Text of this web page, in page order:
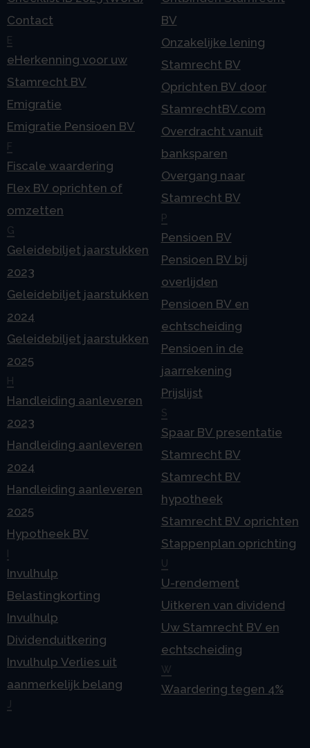
Contact
E
eHerkenning voor uw
Stamrecht BV
Emigratie
Emigratie Pensioen BV
F
Fiscale waardering
Flex BV oprichten of
omzetten
G
Geleidebiljet jaarstukken
2023
Geleidebiljet jaarstukken
2024
Geleidebiljet jaarstukken
2025
H
Handleiding aanleveren
2023
Handleiding aanleveren
2024
Handleiding aanleveren
2025
Hypotheek BV
Invulhulp
Belastingkorting
Invulhulp
Dividenduitkering
Invulhulp Verlies uit
aanmerkelijk belang
J
BV
Onzakelijke lening
Stamrecht BV
Oprichten BV door
StamrechtBV.com
Overdracht vanuit
banksparen
Overgang naar
Stamrecht BV
P
Pensioen BV
Pensioen BV bij
overlijden
Pensioen BV en
echtscheiding
Pensioen in de
jaarrekening
Prijslijst
S
Spaar BV presentatie
Stamrecht BV
Stamrecht BV
hypotheek
Stamrecht BV oprichten
Stappenplan oprichting
U
U-rendement
Uitkeren van dividend
Uw Stamrecht BV en
echtscheiding
W
Waardering tegen 4%